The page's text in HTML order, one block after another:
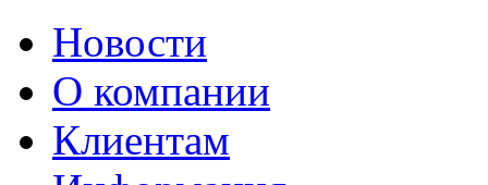
Новости
О компании
Клиентам